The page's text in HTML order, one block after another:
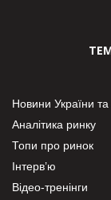
Новини України
Аналітика ринку
Топи про ринок
Інтерв’ю
Відео-тренінги